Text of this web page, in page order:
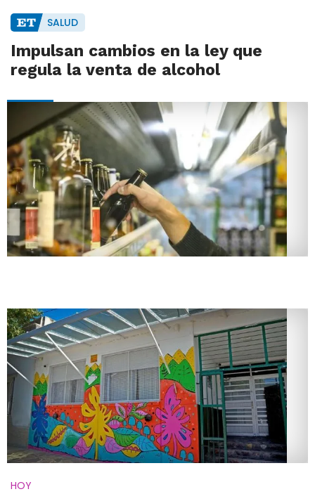
SALUD
Impulsan cambios en la ley que
regula la venta de alcohol
HOY